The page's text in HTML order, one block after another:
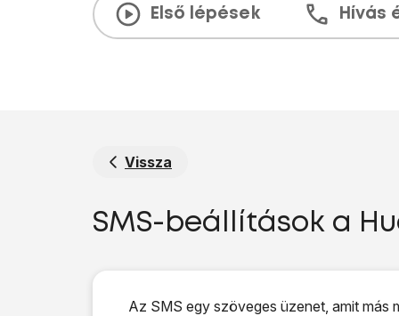
Első lépések Hívás
Vissza
SMS-beállítások a
Az SMS egy szöveges üzenet, amit más